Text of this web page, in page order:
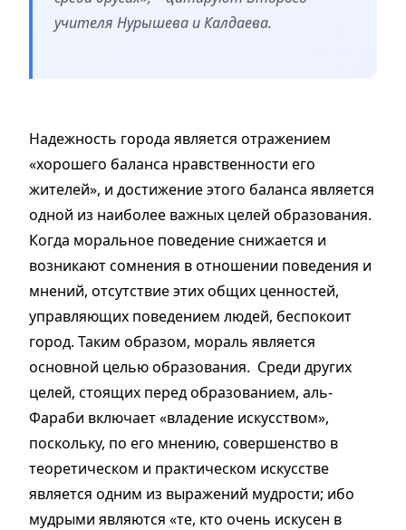
учителя Нурышева и Калдаева.
Надежность города является отражением
«хорошего баланса нравственности его
жителей», и достижение этого баланса является
одной из наиболее важных целей образования.
Когда моральное поведение снижается и
возникают сомнения в отношении поведения и
мнений, отсутствие этих общих ценностей,
управляющих поведением людей, беспокоит
город. Таким образом, мораль является
основной целью образования. Среди других
целей, стоящих перед образованием, аль-
Фараби включает «владение искусством»,
поскольку, по его мнению, совершенство в
теоретическом и практическом искусстве
является одним из выражений мудрости; ибо
мудрыми являются «те, кто очень искусен в